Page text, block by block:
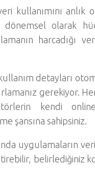
kullanımını anlık
olarak
harcadığı
detayları
gerekiyor.
kendi
şansına sahipsiniz.
uygulamaların
belirlediğiniz